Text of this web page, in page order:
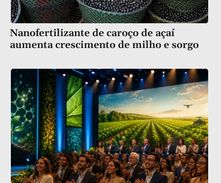
Nanofertilizante de caroço de açaí
aumenta crescimento de milho e sorgo